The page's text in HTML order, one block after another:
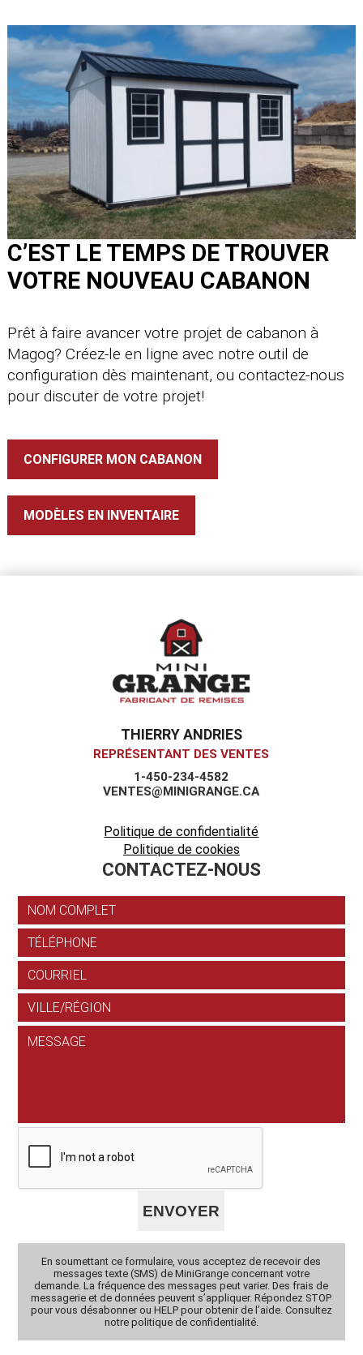
C’EST LE TEMPS DE TROUVER
VOTRE NOUVEAU CABANON
Prêt à faire avancer votre projet de cabanon à
Magog? Créez-le en ligne avec notre outil de
configuration dès maintenant, ou contactez-nous
pour discuter de votre projet!
CONFIGURER MON CABANON
MODÈLES EN INVENTAIRE
THIERRY ANDRIES
REPRÉSENTANT DES VENTES
1-450-234-4582
VENTES@MINIGRANGE.CA
Politique de confidentialité
Politique de cookies
CONTACTEZ-NOUS
En soumettant ce formulaire, vous acceptez de recevoir des
messages texte (SMS) de MiniGrange concernant votre
demande. La fréquence des messages peut varier. Des frais de
messagerie et de données peuvent s’appliquer. Répondez STOP
pour vous désabonner ou HELP pour obtenir de l’aide. Consultez
notre politique de confidentialité.